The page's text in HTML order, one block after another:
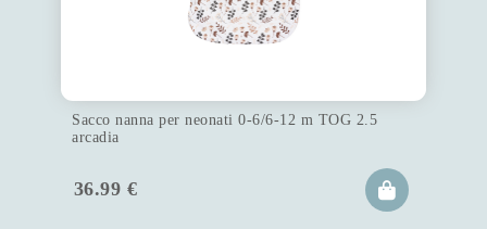
Sacco nanna per neonati 0-6/6-12 m TOG 2.5
arcadia
36.99 €